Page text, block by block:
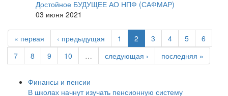
Достойное БУДУЩЕЕ АО НПФ (САФМАР)
03 июня 2021
« первая ‹ предыдущая 1 2 3 4 5
6
7
8 9 10 … следующая › последняя »
Финансы и пенсии
В школах начнут изучать пенсионную систему